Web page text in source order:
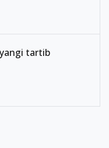
tartib